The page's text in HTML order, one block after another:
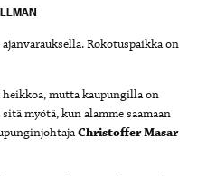
Rokotuspaikka on
mutta kaupungilla on
myötä, kun alamme saamaan
Christoffer Masar